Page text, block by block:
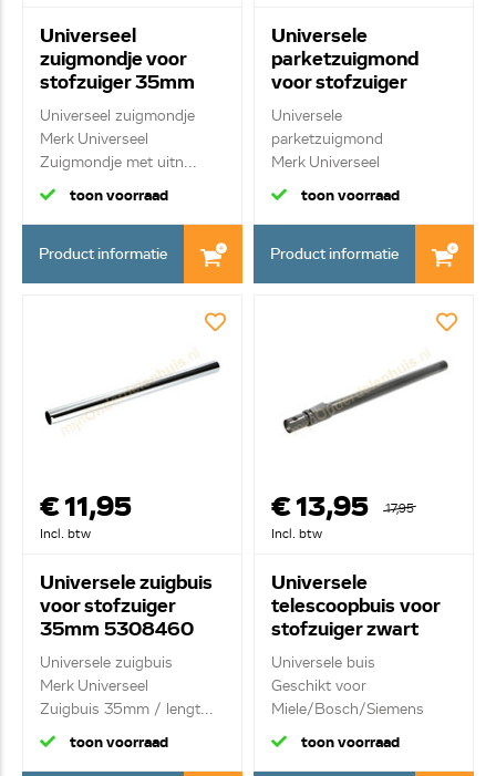
Universeel
zuigmondje voor
stofzuiger 35mm
Universeel zuigmondje
Merk Universeel
Zuigmondje met uitn...
toon voorraad
Product informatie
Universele
parketzuigmond
voor stofzuiger
35mm (P)
Universele
parketzuigmond
Merk Universeel
Paard en kunstha...
toon voorraad
Product informatie
€ 11,95
Incl. btw
Universele zuigbuis
voor stofzuiger
35mm 5308460
Universele zuigbuis
Merk Universeel
Zuigbuis 35mm / lengt...
toon voorraad
€ 13,95
17,95
Incl. btw
Universele
telescoopbuis voor
stofzuiger zwart
35mm
Universele buis
Geschikt voor
Miele/Bosch/Siemens
Lichtgew...
toon voorraad